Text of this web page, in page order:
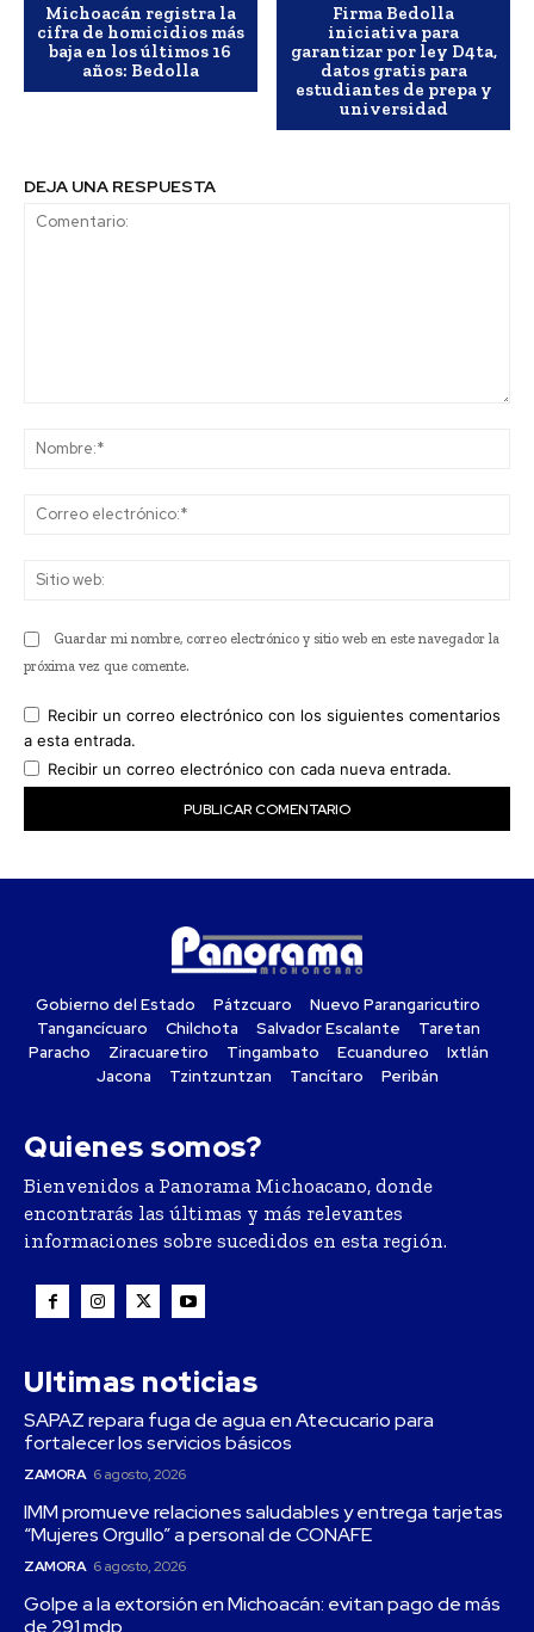
Michoacán registra la
cifra de homicidios más
baja en los últimos 16
años: Bedolla
Firma Bedolla
iniciativa para
garantizar por ley D4ta,
datos gratis para
estudiantes de prepa y
universidad
DEJA UNA RESPUESTA
Guardar mi nombre, correo electrónico y sitio web en este navegador la
próxima vez que comente.
Recibir un correo electrónico con los siguientes comentarios
a esta entrada.
Recibir un correo electrónico con cada nueva entrada.
Gobierno del Estado Pátzcuaro
Nuevo Parangaricutiro
Tangancícuaro
Chilchota Salvador Escalante
Taretan
Paracho
Ziracuaretiro Tingambato Ecuandureo
Ixtlán
Jacona
Tzintzuntzan Tancítaro Peribán
Quienes somos?
Bienvenidos a Panorama Michoacano, donde
encontrarás las últimas y más relevantes
informaciones sobre sucedidos en esta región.
Ultimas noticias
SAPAZ repara fuga de agua en Atecucario para
fortalecer los servicios básicos
ZAMORA 6 agosto, 2026
IMM promueve relaciones saludables y entrega tarjetas
“Mujeres Orgullo” a personal de CONAFE
ZAMORA 6 agosto, 2026
Golpe a la extorsión en Michoacán: evitan pago de más
de 291 mdp